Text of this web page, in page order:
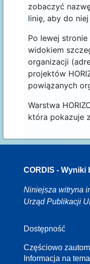
zobaczyć
linię, aby do
Po lewej
widokiem
organizacji
projektów
powiązanych
Warstwa
która pokazuje
CORDIS - Wyniki
Niniejsza witryna
Urząd Publikacji
Dostępność
Częściowo
Informacja na